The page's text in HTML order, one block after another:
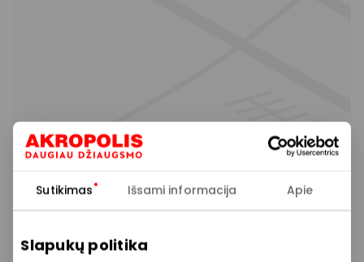
Sutikimas Išsami informacija Apie
Slapukų politika